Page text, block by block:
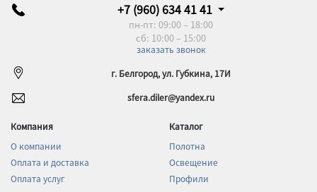
+7 (960) 634 41 41
пн-пт: 09:00 – 18:00
сб: 10:00 – 15:00
заказать звонок
г. Белгород, ул. Губкина, 17И
sfera.diler@yandex.ru
Компания
О компании
Оплата и доставка
Оплата услуг
Каталог
Полотна
Освещение
Профили